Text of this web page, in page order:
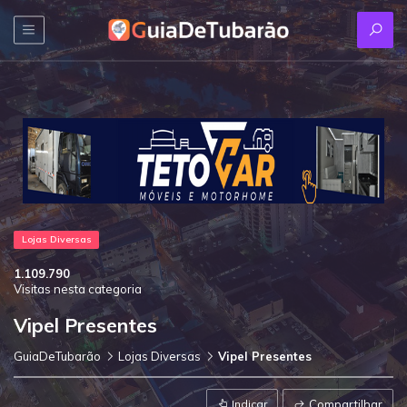
Lojas Diversas
1.109.790
Visitas nesta categoria
Vipel Presentes
GuiaDeTubarão Lojas Diversas Vipel Presentes
Indicar